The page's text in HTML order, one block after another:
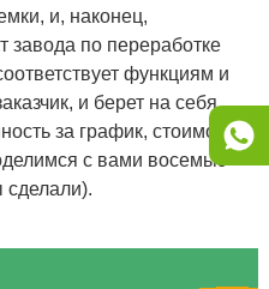
и, наконец,
завода по переработке
функциям и
и берет на себя
за график, стоимость
с вами восемью